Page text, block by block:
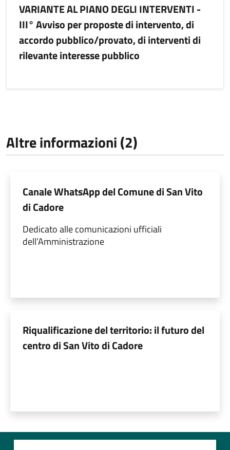
VARIANTE AL PIANO DEGLI INTERVENTI -
III° Avviso per proposte di intervento, di
accordo pubblico/provato, di interventi di
rilevante interesse pubblico
Altre informazioni (2)
Canale WhatsApp del Comune di San Vito
di Cadore
Dedicato alle comunicazioni ufficiali
dell’Amministrazione
Riqualificazione del territorio: il futuro del
centro di San Vito di Cadore